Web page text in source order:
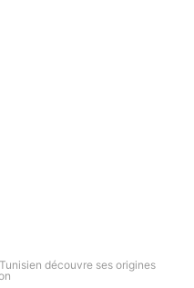
découvre ses origines